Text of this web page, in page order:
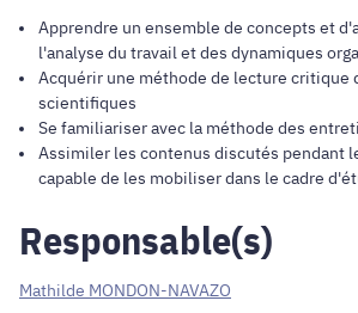
Apprendre un ensemble de concepts et
l'analyse du travail et des dynamiques
Acquérir une méthode de lecture critique
scientifiques
Se familiariser avec la méthode des
Assimiler les contenus discutés pendant
capable de les mobiliser dans le cadre
Responsable(s)
Mathilde MONDON-NAVAZO